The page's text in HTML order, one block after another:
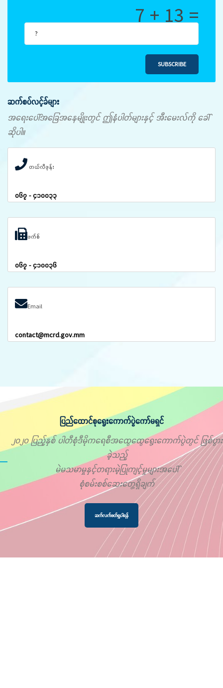
7 + 13 =
SUBSCRIBE
ဆက်စပ်လင့်ခ်များ
အရေးပေါ်အခြေအနေမျိုးတွင် ဤနံပါတ်များနှင့် အီးမေးလ်ကို ခေါ်
ဆိုပါ။
တယ်လီဖုန်း
၀၆၇ - ၄၁၀၀၃၃
ဖက်စ်
၀၆၇ - ၄၁၀၀၃၆
Email
contact@mcrd.gov.mm
ပြည်ထောင်စုရွေးကောက်ပွဲကော်မရှင်
၂၀၂၀ ပြည့်နှစ် ပါတီစုံဒီမိုကရေစီအထွေထွေရွေးကောက်ပွဲတွင် ဖြစ်ပွား
ခဲ့သည့်
မဲမသမာမှုနှင့်တရားမဲ့ပြုကျင့်မှုများအပေါ်
စုံစမ်းစစ်ဆေးတွေ့ရှိချက်
ဆက်လက်ဖတ်ရှုပါရန်